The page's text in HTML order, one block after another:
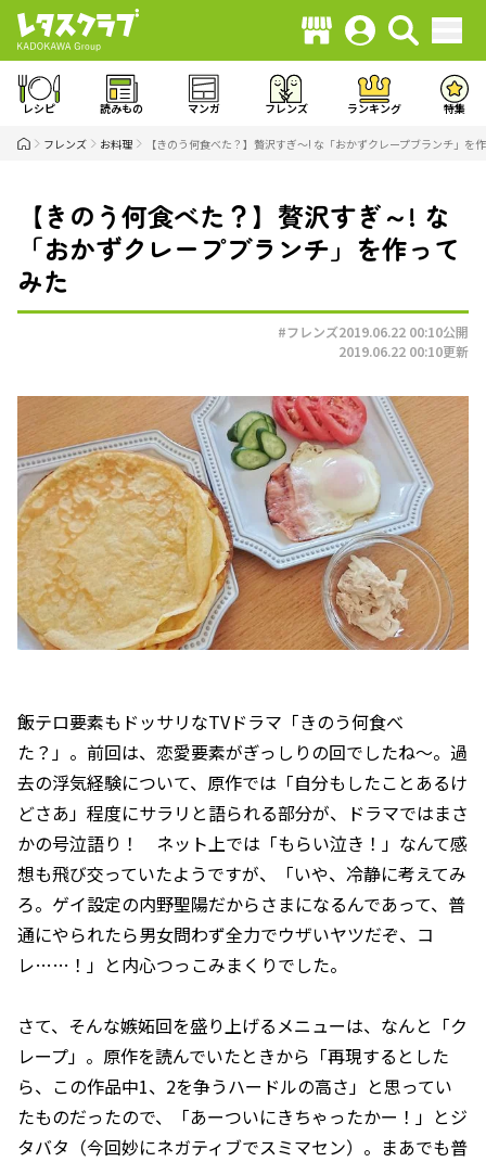
レシピ 読みもの マンガ フレンズ ランキング 特集
フレンズ お料理 【きのう何食べた？】贅沢すぎ～! な「おかずクレープブランチ」を
【きのう何食べた？】贅沢すぎ～! な
「おかずクレープブランチ」を作って
みた
#フレンズ2019.06.22 00:10公開
2019.06.22 00:10更新
飯テロ要素もドッサリなTVドラマ「きのう何食べ
た？」。前回は、恋愛要素がぎっしりの回でしたね～。過
去の浮気経験について、原作では「自分もしたことあるけ
どさあ」程度にサラリと語られる部分が、ドラマではまさ
かの号泣語り！ ネット上では「もらい泣き！」なんて感
想も飛び交っていたようですが、「いや、冷静に考えてみ
ろ。ゲイ設定の内野聖陽だからさまになるんであって、普
通にやられたら男女問わず全力でウザいヤツだぞ、コ
レ……！」と内心つっこみまくりでした。
さて、そんな嫉妬回を盛り上げるメニューは、なんと「ク
レープ」。原作を読んでいたときから「再現するとした
ら、この作品中1、2を争うハードルの高さ」と思ってい
たものだったので、「あーついにきちゃったかー！」とジ
タバタ（今回妙にネガティブでスミマセン）。まあでも普